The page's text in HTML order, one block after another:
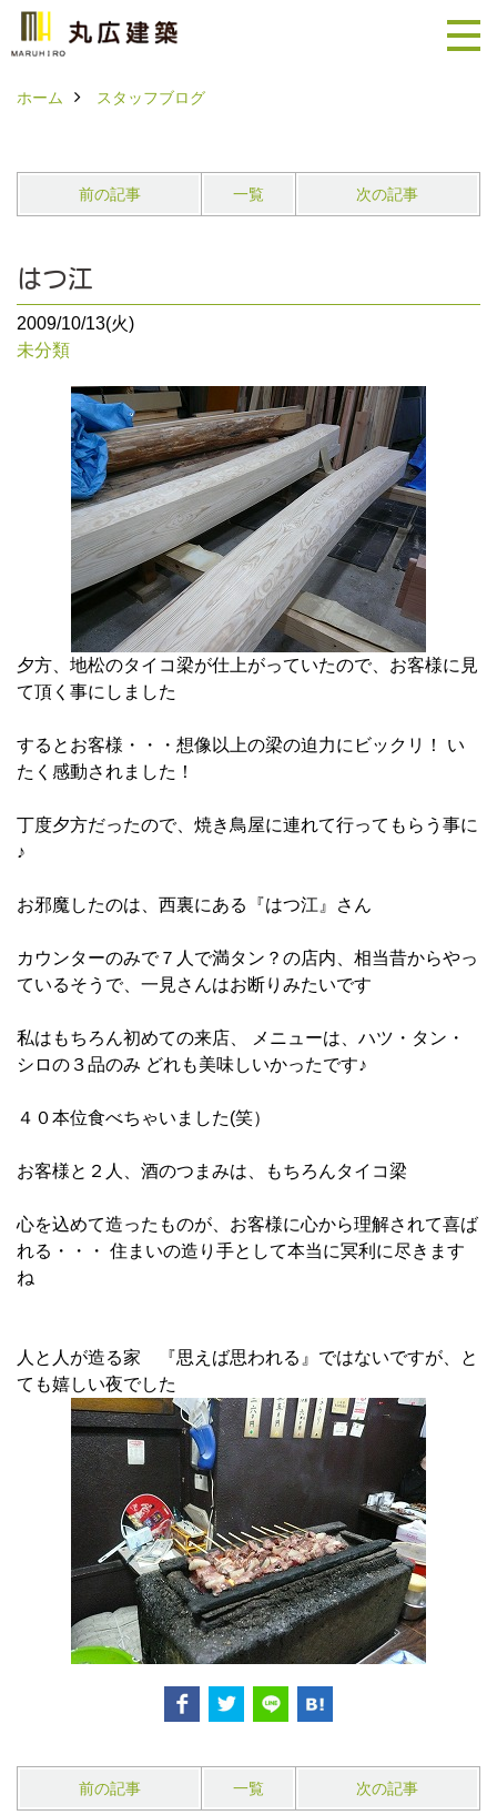
ホーム スタッフブログ
前の記事 一覧 次の記事
はつ江
2009/10/13(火)
未分類
夕方、地松のタイコ梁が仕上がっていたので、お客様に見
て頂く事にしました
するとお客様・・・想像以上の梁の迫力にビックリ！ い
たく感動されました！
丁度夕方だったので、焼き鳥屋に連れて行ってもらう事に
♪
お邪魔したのは、西裏にある『はつ江』さん
カウンターのみで７人で満タン？の店内、相当昔からやっ
ているそうで、一見さんはお断りみたいです
私はもちろん初めての来店、 メニューは、ハツ・タン・
シロの３品のみ どれも美味しいかったです♪
４０本位食べちゃいました(笑）
お客様と２人、酒のつまみは、もちろんタイコ梁
心を込めて造ったものが、お客様に心から理解されて喜ば
れる・・・ 住まいの造り手として本当に冥利に尽きます
ね
人と人が造る家 『思えば思われる』ではないですが、と
ても嬉しい夜でした
前の記事 一覧 次の記事